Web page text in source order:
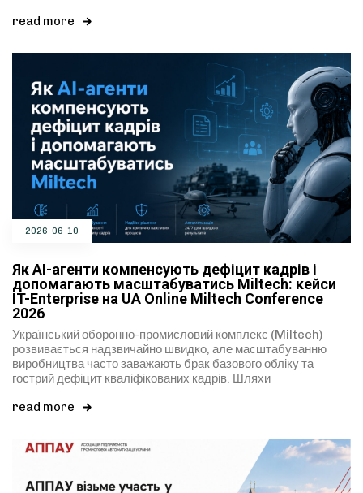
read more
2026-06-10
Як AI-агенти компенсують дефіцит кадрів і
допомагають масштабуватись Miltech: кейси
IT-Enterprise на UA Online Miltech Conference
2026
Український оборонно-промисловий комплекс (Miltech)
розвивається надзвичайно швидко, але масштабуванню
виробництва часто заважають брак базового обліку та
гострий дефіцит кваліфікованих кадрів. Шляхи
read more